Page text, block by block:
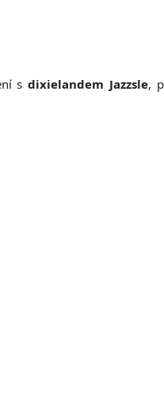
sdixielandem Jazzsle,